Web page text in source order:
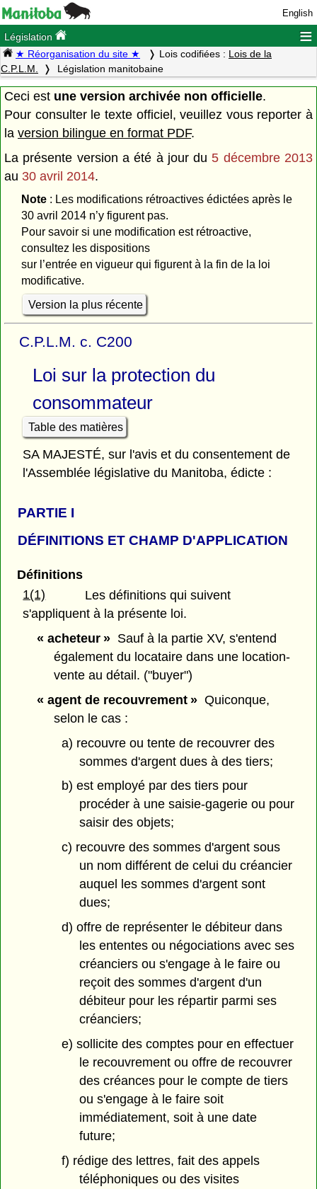
English
Législation ≡
★ Réorganisation du site ★ Lois codifiées : Lois de la
C.P.L.M.
Législation manitobaine
Ceci est une version archivée non officielle.
Pour consulter le texte officiel, veuillez vous reporter à
la version bilingue en format PDF.
La présente version a été à jour du 5 décembre 2013
au 30 avril 2014.
Note: Les modifications rétroactives édictées après le
30 avril 2014 n’y figurent pas.
Pour savoir si une modification est rétroactive,
consultez les dispositions
sur l’entrée en vigueur qui figurent à la fin de la loi
modificative.
Version la plus récente
C.P.L.M. c. C200
Loi sur la protection du
consommateur
Table des matières
SA MAJESTÉ, sur l'avis et du consentement de
l'Assemblée législative du Manitoba, édicte :
PARTIE I
DÉFINITIONS ET CHAMP D'APPLICATION
Définitions
1(1)
Les définitions qui suivent
s'appliquent à la présente loi.
« acheteur »Sauf à la partie XV, s'entend
également du locataire dans une location-
vente au détail. ("buyer")
« agent de recouvrement »Quiconque,
selon le cas :
a) recouvre ou tente de recouvrer des
sommes d'argent dues à des tiers;
b) est employé par des tiers pour
procéder à une saisie-gagerie ou pour
saisir des objets;
c) recouvre des sommes d'argent sous
un nom différent de celui du créancier
auquel les sommes d'argent sont
dues;
d) offre de représenter le débiteur dans
les ententes ou négociations avec ses
créanciers ou s'engage à le faire ou
reçoit des sommes d'argent d'un
débiteur pour les répartir parmi ses
créanciers;
e) sollicite des comptes pour en effectuer
le recouvrement ou offre de recouvrer
des créances pour le compte de tiers
ou s'engage à le faire soit
immédiatement, soit à une date
future;
f) rédige des lettres, fait des appels
téléphoniques ou des visites